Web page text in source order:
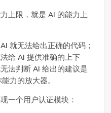
上限，就是 AI 的能力上
就无法给出正确的代码；
给 AI 提供准确的上下
法判断 AI 给出的建议是
力的放大器。
一个用户认证模块：